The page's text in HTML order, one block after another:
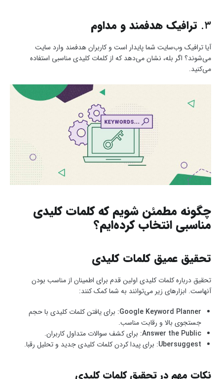
۳. ترافیک هدفمند و مداوم
آیا ترافیک وب‌سایت شما پایدار است و کاربران هدفمند وارد سایت
می‌شوند؟ اگر بله، نشان می‌دهد که از کلمات کلیدی مناسبی استفاده
می‌کنید.
چگونه مطمئن شویم که کلمات کلیدی
مناسبی انتخاب کرده‌ایم؟
تحقیق عمیق کلمات کلیدی
تحقیق درباره کلمات کلیدی اولین قدم برای اطمینان از مناسب بودن
آنهاست. ابزارهای زیر می‌توانند به شما کمک کنند:
Google Keyword Planner: برای یافتن کلمات کلیدی با حجم
جستجوی بالا و رقابت مناسب.
Answer the Public: برای کشف سوالات متداول کاربران.
Ubersuggest: برای پیدا کردن کلمات کلیدی جدید و تحلیل رقبا.
نکات مهم در تحقیق کلمات کلیدی